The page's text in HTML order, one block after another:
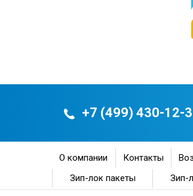
+7 (499) 430-12-
О компании Контакты
Зип-лок пакеты
Зип-